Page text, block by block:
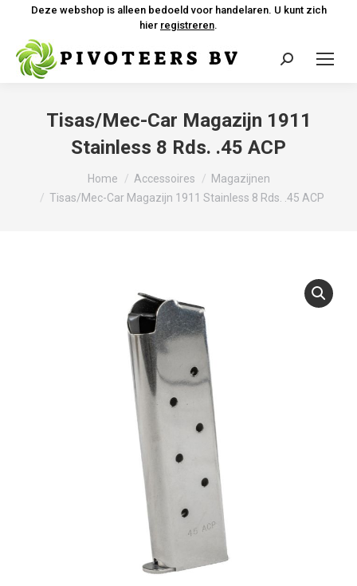
Deze webshop is alleen bedoeld voor handelaren. U kunt zich
hier registreren.
Zoeken:
Tisas/Mec-Car Magazijn 1911
Stainless 8 Rds. .45 ACP
Home Accessoires
Magazijnen
Tisas/Mec-Car Magazijn 1911 Stainless 8 Rds. .45 ACP